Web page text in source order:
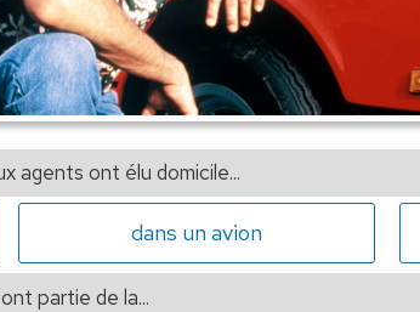
agents ont élu domicile...
dans un avion
partie de la...